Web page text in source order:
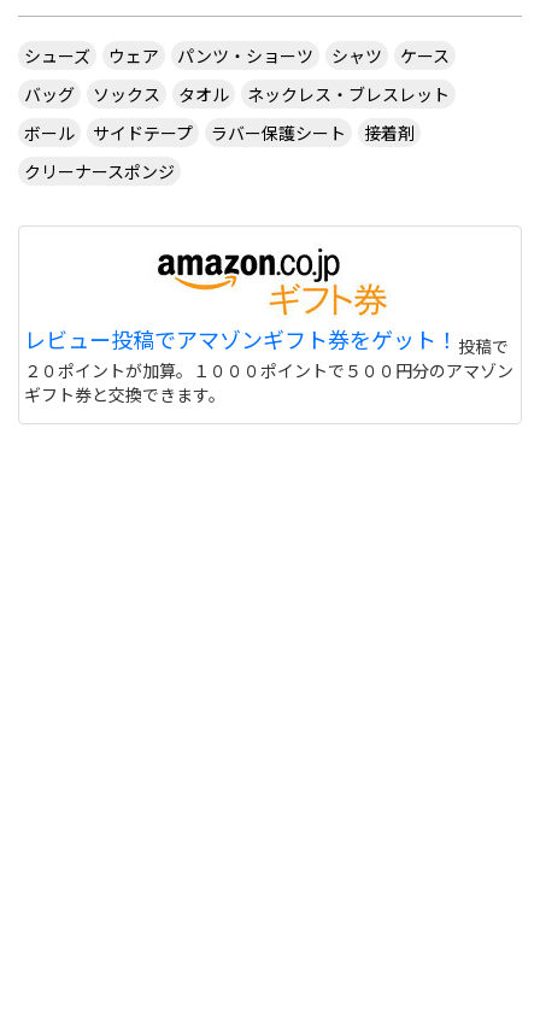
シューズ ウェア パンツ・ショーツ シャツ
ケース
バッグ
ソックス タオル
ネックレス・ブレスレット
ボール
サイドテープ ラバー保護シート
接着剤
クリーナースポンジ
レビュー投稿でアマゾンギフト券をゲット！ 投稿で
２０ポイントが加算。１０００ポイントで５００円分のアマゾン
ギフト券と交換できます。